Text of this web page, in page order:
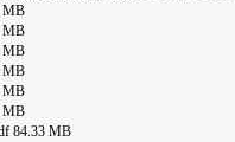
MB
MB
MB
MB
MB
MB
84.33 MB